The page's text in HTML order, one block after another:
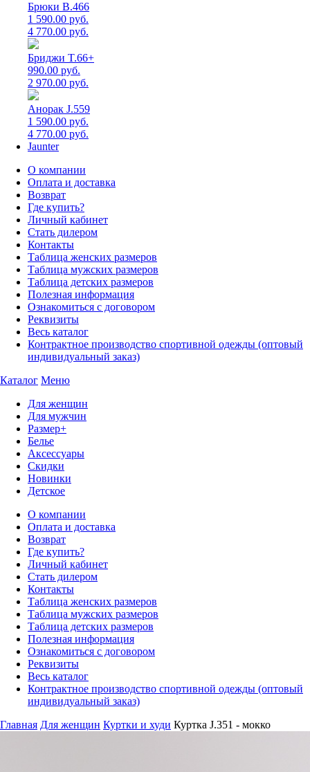
Брюки B.466
1 590.00 руб.
4 770.00 руб.
Бриджи T.66+
990.00 руб.
2 970.00 руб.
Анорак J.559
1 590.00 руб.
4 770.00 руб.
Jaunter
О компании
Оплата и доставка
Возврат
Где купить?
Личный кабинет
Стать дилером
Контакты
Таблица женских размеров
Таблица мужских размеров
Таблица детских размеров
Полезная информация
Ознакомиться с договором
Реквизиты
Весь каталог
Контрактное производство спортивной одежды (оптовый
индивидуальный заказ)
Каталог Меню
Для женщин
Для мужчин
Размер+
Белье
Аксессуары
Скидки
Новинки
Детское
О компании
Оплата и доставка
Возврат
Где купить?
Личный кабинет
Стать дилером
Контакты
Таблица женских размеров
Таблица мужских размеров
Таблица детских размеров
Полезная информация
Ознакомиться с договором
Реквизиты
Весь каталог
Контрактное производство спортивной одежды (оптовый
индивидуальный заказ)
Главная Для женщин Куртки и худи Куртка J.351 - мокко